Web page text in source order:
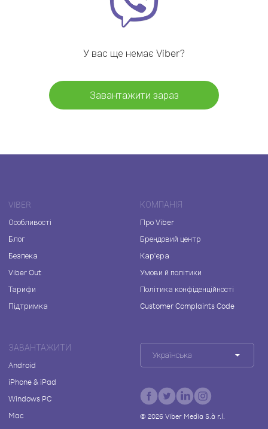
У вас ще немає Viber?
Завантажити зараз
VIBER
Особливості
Блог
Безпека
Viber Out
Тарифи
Підтримка
КОМПАНІЯ
Про Viber
Брендовий центр
Кар'єра
Умови й політики
Політика конфіденційності
Customer Complaints Code
ЗАВАНТАЖИТИ
Android
iPhone & iPad
Windows PC
Mac
Українська
© 2026Viber Media S.à r.l.